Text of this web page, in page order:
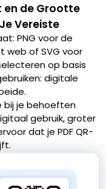
en de Grootte
Vereiste
PNG voor de
web of SVG voor
op basis
digitale
bij je behoeften
gebruik, groter
dat je PDF QR-